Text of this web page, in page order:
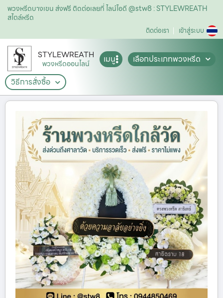
พวงหรีดบางเขน ส่งฟรี ติดต่อเลยที่ ไลน์ไอดี @stw8 : STYLEWREATH
สไตล์หรีด
ติดต่อเรา เข้าสู่ระบบ
STYLEWREATH
พวงหรีดออนไลน์ เมนู
เลือกประเภทพวงหรีด
วิธีการสั่งซื้อ